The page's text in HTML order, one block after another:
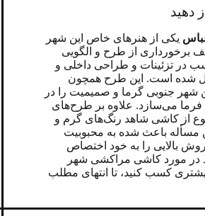
دهید
یکی از هنر‌های خاص این شهر
برخورداری از طرح و الگویی
در تزئینات و طراحی داخلی و
شده است. این طرح همچون
شهر جنوبی گرما و صمیمیت را در
می‌سازد. علاوه بر طرح‌های
از کاشی شاهد رنگ‌های گرم و
مسأله باعث شده به محبوبیت
بالایی را به خود اختصاص
در مورد کاشی مراکشی شهر
کسب کنید، تا انتهای مطلب